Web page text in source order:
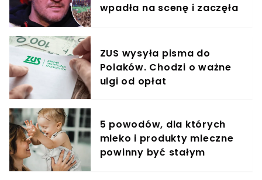
wpadła na scenę i zaczęła
ZUS wysyła pisma do
Polaków. Chodzi o ważne
ulgi od opłat
5 powodów, dla których
mleko i produkty mleczne
powinny być stałym